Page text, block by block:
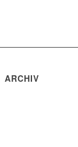
ARCHIV